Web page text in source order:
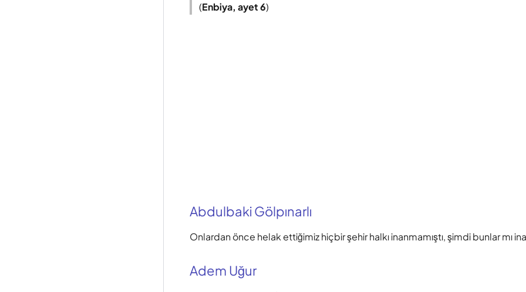
(Enbiya, ayet 6)
Abdulbaki Gölpınarlı
Onlardan önce helak ettiğimiz hiçbir şehir halkı inanmamıştı, şimdi bunlar mı
Adem Uğur